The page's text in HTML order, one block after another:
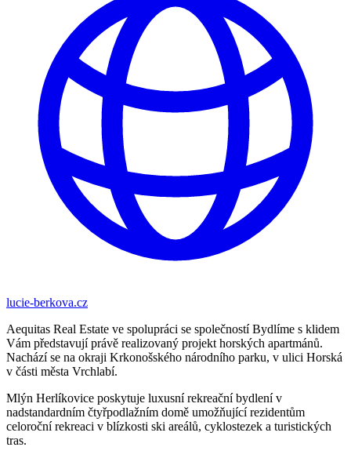
lucie-berkova.cz
Aequitas Real Estate ve spolupráci se společností Bydlíme s klidem
Vám představují právě realizovaný projekt horských apartmánů.
Nachází se na okraji Krkonošského národního parku, v ulici Horská
v části města Vrchlabí.
Mlýn Herlíkovice poskytuje luxusní rekreační bydlení v
nadstandardním čtyřpodlažním domě umožňující rezidentům
celoroční rekreaci v blízkosti ski areálů, cyklostezek a turistických
tras.